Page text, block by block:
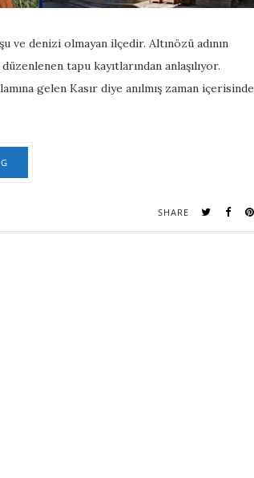
ve denizi olmayan ilçedir. Altınözü adının
tapu kayıtlarından anlaşılıyor.
gelen Kasır diye anılmış zaman içerisinde
SHARE